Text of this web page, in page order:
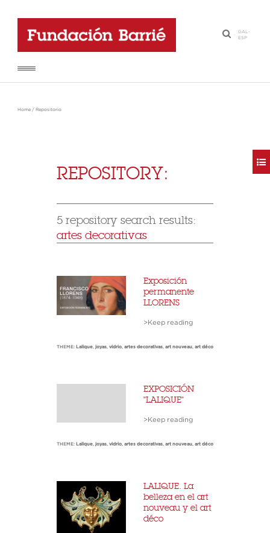
·
GAL-
ESP
Home / Repositorio
REPOSITORY:
5 repository search results:
artes decorativas
Exposición
permanente
LLORENS
>Keep reading
THEME: Lalique, joyas, vidrio, artes decorativas, art nouveau, art déco
EXPOSICIÓN
"LALIQUE"
>Keep reading
THEME: Lalique, joyas, vidrio, artes decorativas, art nouveau, art déco
LALIQUE. La
belleza en el art
nouveau y el art
déco